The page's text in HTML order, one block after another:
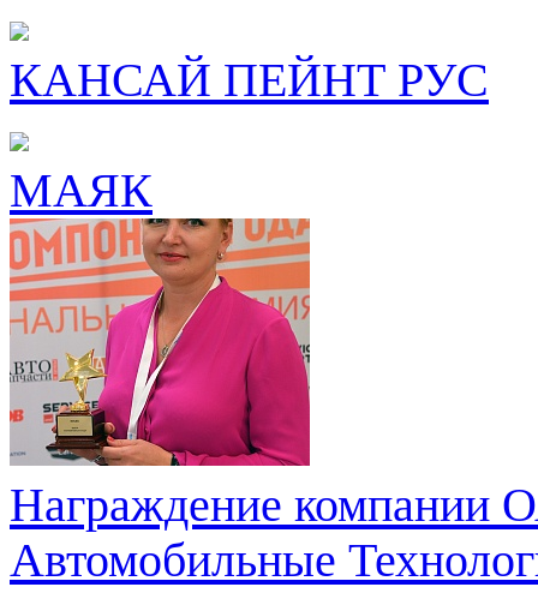
КАНСАЙ ПЕЙНТ РУС
МАЯК
Награждение компании
Автомобильные